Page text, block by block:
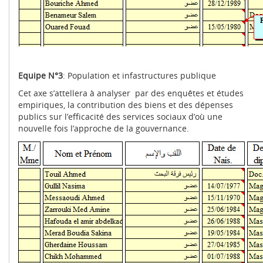
Equipe N°3: Population et infastructures publique
Cet axe s’attellera à analyser par des enquêtes et études
empiriques, la contribution des biens et des dépenses
publics sur l’efficacité des services sociaux d’où une
nouvelle fois l’approche de la gouvernance.